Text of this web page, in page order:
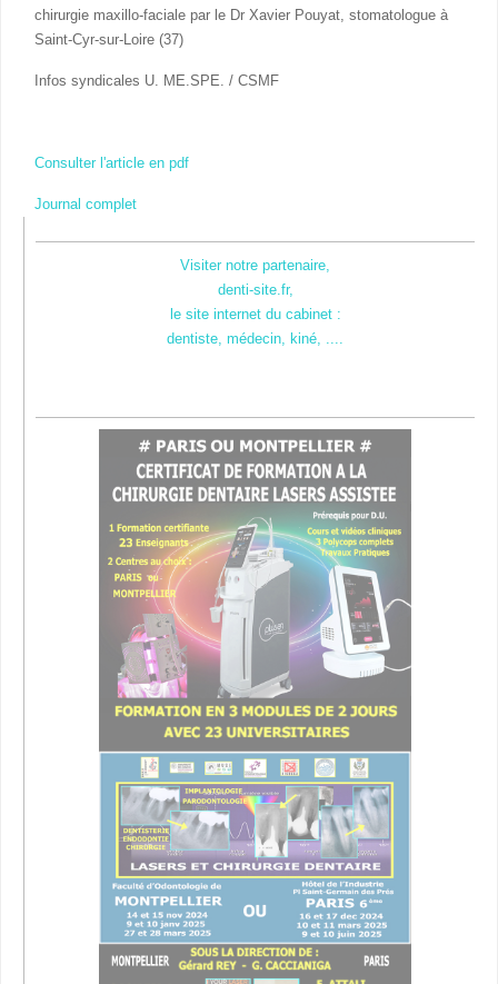
chirurgie maxillo-faciale par le Dr Xavier Pouyat, stomatologue à
Saint-Cyr-sur-Loire (37)
Infos syndicales U. ME.SPE. / CSMF
Consulter l'article en pdf
Journal complet
Visiter notre partenaire,
denti-site.fr,
le site internet du cabinet :
dentiste, médecin, kiné, ....